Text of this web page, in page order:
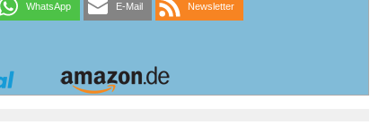
WhatsApp E-Mail Newsletter